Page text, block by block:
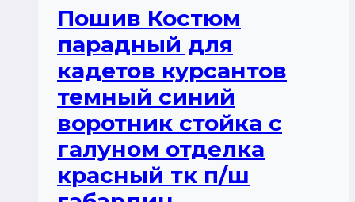
ш
или
габардин
Пошив Костюм
парадный для
кадетов курсантов
темный синий
воротник стойка с
галуном отделка
красный тк п/ш